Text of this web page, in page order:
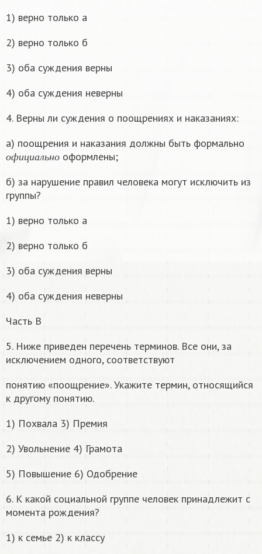
1) верно только а
2) верно только б
3) оба суждения верны
4) оба суждения неверны
4. Верны ли суждения о поощрениях и наказаниях:
а) поощрения и наказания должны быть формально
о ф и ц и ал ьн о
официально
оформлены;
б) за нарушение правил человека могут исключить из
группы?
1) верно только а
2) верно только б
3) оба суждения верны
4) оба суждения неверны
Часть B
5. Ниже приведен перечень терминов. Все они, за
исключением одного, соответствуют
понятию «поощрение». Укажите термин, относящийся
к другому понятию.
1) Похвала 3) Премия
2) Увольнение 4) Грамота
5) Повышение 6) Одобрение
6. К какой социальной группе человек принадлежит с
момента рождения?
1) к семье 2) к классу